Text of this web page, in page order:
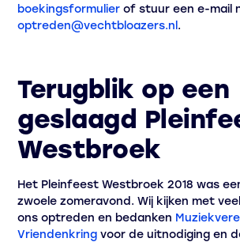
boekingsformulier of stuur een e-mail
optreden@vechtbloazers.nl.
Terugblik op een
geslaagd
Westbroek
Het Pleinfeest Westbroek 2018 was
zwoele zomeravond. Wij kijken met
ons optreden en bedanken
Vriendenkringvoor de uitnodiging en